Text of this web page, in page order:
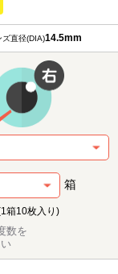
ズ直径(DIA)14.5mm
箱
箱10枚入り)
数を